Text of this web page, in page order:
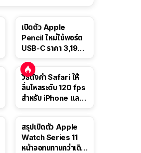
เปิดตัว Apple
Pencil ใหม่ใช้พอร์ต
USB-C ราคา 3,190
นี้
วิธีตั้งค่า Safari ให้
ลื่นไหลระดับ 120 fps
สำหรับ iPhone และ
สรุปเปิดตัว Apple
Watch Series 11
หน้าจอทนทานกว่าเดิม